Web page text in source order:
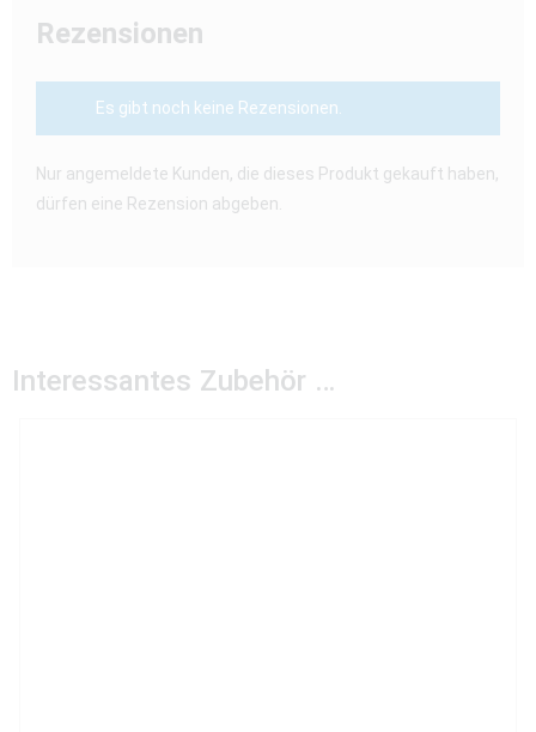
Rezensionen
Es gibt noch keine Rezensionen.
Nur angemeldete Kunden, die dieses Produkt gekauft haben,
dürfen eine Rezension abgeben.
Interessantes Zubehör …